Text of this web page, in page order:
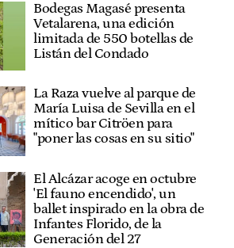
Bodegas Magasé presenta
Vetalarena, una edición
limitada de 550 botellas de
Listán del Condado
La Raza vuelve al parque de
María Luisa de Sevilla en el
mítico bar Citröen para
"poner las cosas en su sitio"
El Alcázar acoge en octubre
'El fauno encendido', un
ballet inspirado en la obra de
Infantes Florido, de la
Generación del 27